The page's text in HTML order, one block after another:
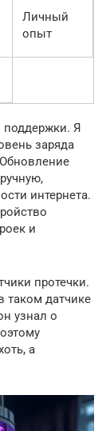
Личный
опыт
поддержки. Я
заряда
интернета.
и
протечки.
таком датчике
узнал о
а